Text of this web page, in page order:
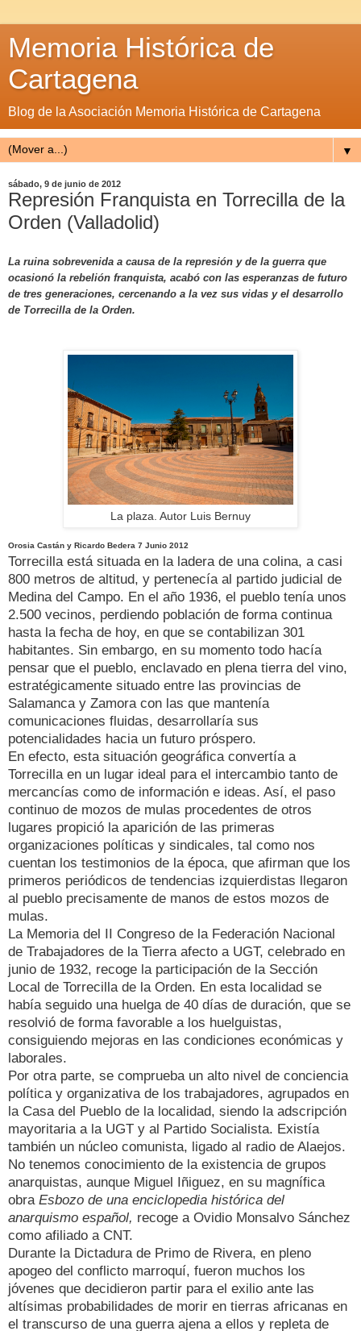
Memoria Histórica de
Cartagena
Blog de la Asociación Memoria Histórica de Cartagena
▼
sábado, 9 de junio de 2012
Represión Franquista en Torrecilla de la
Orden (Valladolid)
La ruina sobrevenida a causa de la represión y de la guerra que
ocasionó la rebelión franquista, acabó con las esperanzas de futuro
de tres generaciones, cercenando a la vez sus vidas y el desarrollo
de Torrecilla de la Orden.
La plaza. Autor Luis Bernuy
Orosia Castán y Ricardo Bedera 7 Junio 2012
Torrecilla está situada en la ladera de una colina, a casi
800 metros de altitud, y pertenecía al partido judicial de
Medina del Campo. En el año 1936, el pueblo tenía unos
2.500 vecinos, perdiendo población de forma continua
hasta la fecha de hoy, en que se contabilizan 301
habitantes. Sin embargo, en su momento todo hacía
pensar que el pueblo, enclavado en plena tierra del vino,
estratégicamente situado entre las provincias de
Salamanca y Zamora con las que mantenía
comunicaciones fluidas, desarrollaría sus
potencialidades hacia un futuro próspero.
En efecto, esta situación geográfica convertía a
Torrecilla en un lugar ideal para el intercambio tanto de
mercancías como de información e ideas. Así, el paso
continuo de mozos de mulas procedentes de otros
lugares propició la aparición de las primeras
organizaciones políticas y sindicales, tal como nos
cuentan los testimonios de la época, que afirman que los
primeros periódicos de tendencias izquierdistas llegaron
al pueblo precisamente de manos de estos mozos de
mulas.
La Memoria del II Congreso de la Federación Nacional
de Trabajadores de la Tierra afecto a UGT, celebrado en
junio de 1932, recoge la participación de la Sección
Local de Torrecilla de la Orden. En esta localidad se
había seguido una huelga de 40 días de duración, que se
resolvió de forma favorable a los huelguistas,
consiguiendo mejoras en las condiciones económicas y
laborales.
Por otra parte, se comprueba un alto nivel de conciencia
política y organizativa de los trabajadores, agrupados en
la Casa del Pueblo de la localidad, siendo la adscripción
mayoritaria a la UGT y al Partido Socialista. Existía
también un núcleo comunista, ligado al radio de Alaejos.
No tenemos conocimiento de la existencia de grupos
anarquistas, aunque Miguel Iñiguez, en su magnífica
obra Esbozo de una enciclopedia histórica del
anarquismo español, recoge a Ovidio Monsalvo Sánchez
como afiliado a CNT.
Durante la Dictadura de Primo de Rivera, en pleno
apogeo del conflicto marroquí, fueron muchos los
jóvenes que decidieron partir para el exilio ante las
altísimas probabilidades de morir en tierras africanas en
el transcurso de una guerra ajena a ellos y repleta de